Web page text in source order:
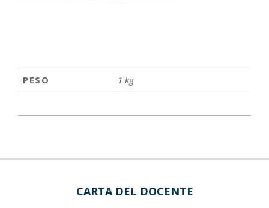
PESO 1 kg
CARTA DEL DOCENTE